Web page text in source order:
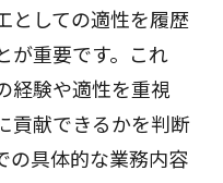
としての適性を履歴
が重要です。これ
経験や適性を重視
貢献できるかを判断
の具体的な業務内容